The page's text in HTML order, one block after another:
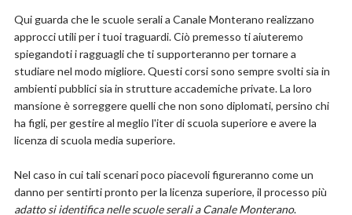
Qui guarda che le scuole serali a Canale Monterano realizzano
approcci utili per i tuoi traguardi. Ciò premesso ti aiuteremo
spiegandoti i ragguagli che ti supporteranno per tornare a
studiare nel modo migliore. Questi corsi sono sempre svolti sia in
ambienti pubblici sia in strutture accademiche private. La loro
mansione è sorreggere quelli che non sono diplomati, persino chi
ha figli, per gestire al meglio l'iter di scuola superiore e avere la
licenza di scuola media superiore.
Nel caso in cui tali scenari poco piacevoli figureranno come un
danno per sentirti pronto per la licenza superiore, il processo più
adatto si identifica nelle scuole serali a Canale Monterano.